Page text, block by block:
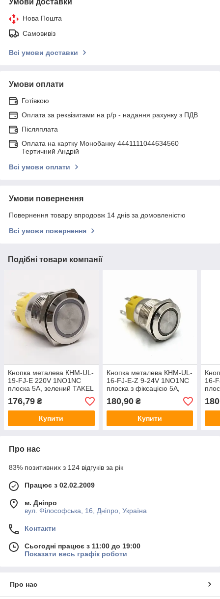
Нова Пошта
Самовивіз
Всі умови доставки
Умови оплати
Готівкою
Оплата за реквізитами на р/р - надання рахунку з ПДВ
Післяплата
Оплата на картку Монобанку 4441111044634560
Тертичний Андрій
Всі умови оплати
Умови повернення
Повернення товару впродовж 14 днів за домовленістю
Всі умови повернення
Подібні товари компанії
Кнопка металева КНМ-UL-
19-FJ-E 220V 1NO1NC
плоска 5A, зелений TAKEL
176,79 ₴
Купити
Кнопка металева КНМ-UL-
16-FJ-E-Z 9-24V 1NO1NC
плоска з фіксацією 5A,
блакитний TAKEL
180,90₴
Купити
16-
Про нас
83% позитивних з 124 відгуків за рік
Працює з 02.02.2009
м. Дніпро
вул. Філософська, 16, Дніпро, Україна
Контакти
Сьогодні працює з 11:00 до 19:00
Показати весь графік роботи
Про нас